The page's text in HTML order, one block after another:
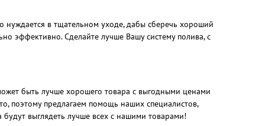
нуждается в тщательном уходе, дабы сберечь хороший
эффективно. Сделайте лучше Вашу систему полива, с
быть лучше хорошего товара с выгодными ценами
поэтому предлагаем помощь наших специалистов,
выглядеть лучше всех с нашими товарами!